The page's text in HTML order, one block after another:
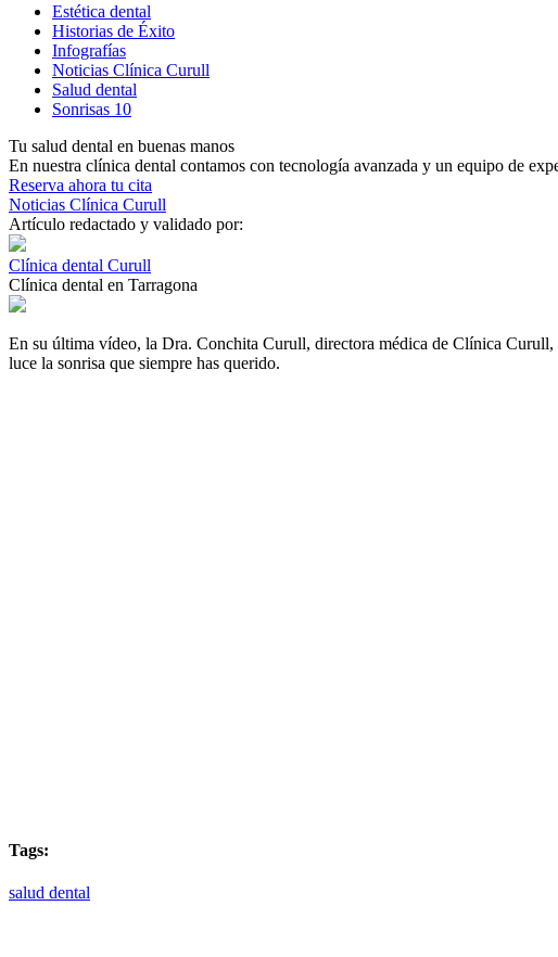
Estética dental
Historias de Éxito
Infografías
Noticias Clínica Curull
Salud dental
Sonrisas 10
Tu salud dental en buenas manos
En nuestra clínica dental contamos con tecnología avanzada y un equipo de
Reserva ahora tu cita
Noticias Clínica Curull
Artículo redactado y validado por:
Clínica dental Curull
Clínica dental en Tarragona
En su última vídeo, la Dra. Conchita Curull, directora médica de Clínica Curull,
luce la sonrisa que siempre has querido.
Tags:
salud dental